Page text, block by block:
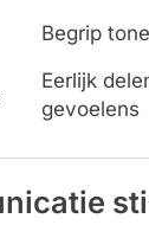
Begrip
Eerlijk
gevoelens